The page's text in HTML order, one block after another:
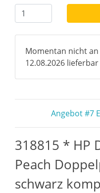
Momentan nicht
12.08.2026 lieferbar
Angebot #7
318815 * HP
Peach
schwarz